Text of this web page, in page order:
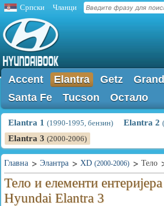
Српски Чланци
Accent Elantra Getz
Santa Fe
Tucson Остало
Elantra 1 (1990-1995, бензин) Elantra 2
Elantra 3 (2000-2006)
Главна Элантра XD (2000-2006) Тело
Тело и елементи
Hyundai Elantra 3